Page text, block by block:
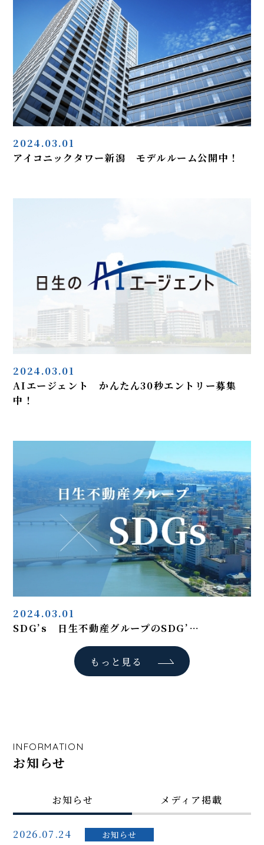
2024.03.01
アイコニックタワー新潟 モデルルーム公開中！
2024.03.01
AIエージェント かんたん30秒エントリー募集
中！
2024.03.01
SDG’s 日生不動産グループのSDG’…
もっと見る
INFORMATION
お知らせ
お知らせ メディア掲載
2026.07.24 お知らせ